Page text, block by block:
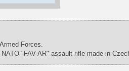
Forces.
"FAV-AR" assault rifle made in